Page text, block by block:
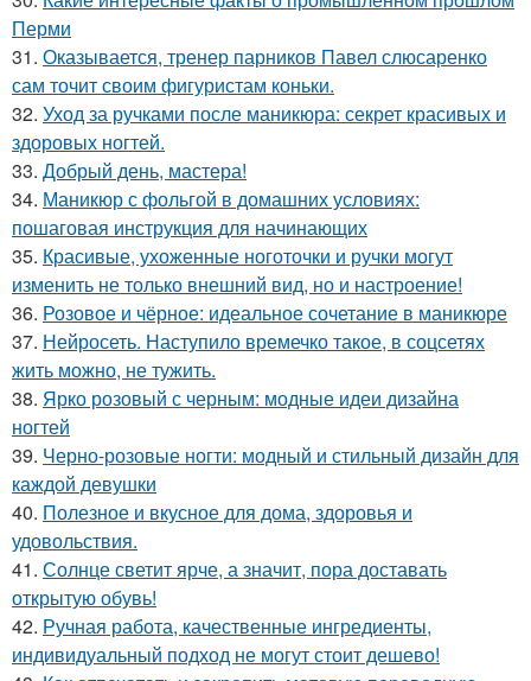
Перми
31. Оказывается, тренер парников Павел слюсаренко
сам точит своим фигуристам коньки.
32. Уход за ручками после маникюра: секрет красивых и
здоровых ногтей.
33. Добрый день, мастера!
34. Маникюр с фольгой в домашних условиях:
пошаговая инструкция для начинающих
35. Красивые, ухоженные ноготочки и ручки могут
изменить не только внешний вид, но и настроение!
36. Розовое и чёрное: идеальное сочетание в маникюре
37. Нейросеть. Наступило времечко такое, в соцсетях
жить можно, не тужить.
38. Ярко розовый с черным: модные идеи дизайна
ногтей
39. Черно-розовые ногти: модный и стильный дизайн для
каждой девушки
40. Полезное и вкусное для дома, здоровья и
удовольствия.
41. Солнце светит ярче, а значит, пора доставать
открытую обувь!
42. Ручная работа, качественные ингредиенты,
индивидуальный подход не могут стоит дешево!